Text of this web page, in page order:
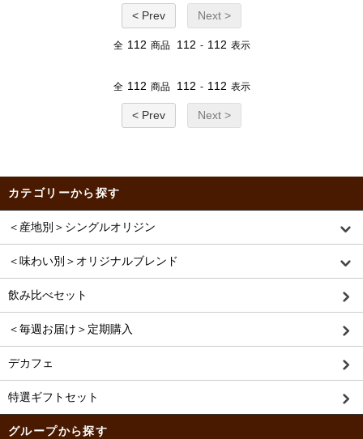
< Prev Next >
全 112 商品 112 - 112 表示
全 112 商品 112 - 112 表示
< Prev Next >
カテゴリーから探す
＜産地別＞シングルオリジン
＜味わい別＞オリジナルブレンド
飲み比べセット
＜毎週お届け＞定期購入
デカフェ
特選ギフトセット
グループから探す